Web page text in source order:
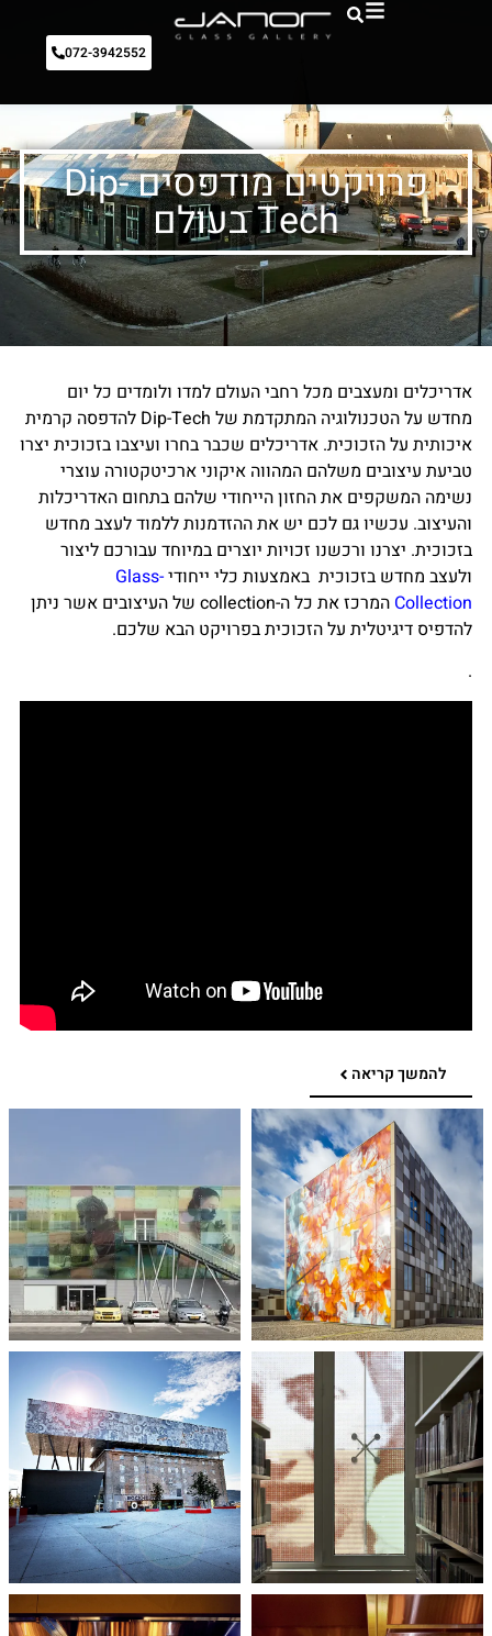
072-3942552
פרויקטים מודפסים Dip-
Tech בעולם
אדריכלים ומעצבים מכל רחבי העולם למדו ולומדים כל יום
מחדש על הטכנולוגיה המתקדמת של Dip-Tech להדפסה קרמית
איכותית על הזכוכית. אדריכלים שכבר בחרו ועיצבו בזכוכית יצרו
טביעת עיצובים משלהם המהווה איקוני ארכיטקטורה עוצרי
נשימה המשקפים את החזון הייחודי שלהם בתחום האדריכלות
והעיצוב. עכשיו גם לכם יש את ההזדמנות ללמוד לעצב מחדש
בזכוכית. יצרנו ורכשנו זכויות יוצרים במיוחד עבורכם ליצור
ולעצב מחדש בזכוכית באמצעות כלי ייחודיGlass-
Collection
המרכז את כל ה-collection של העיצובים אשר ניתן
להדפיס דיגיטלית על הזכוכית בפרויקט הבא שלכם.
.
להמשך קריאה